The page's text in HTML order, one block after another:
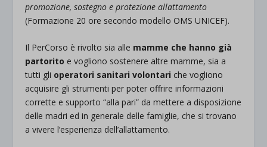
promozione, sostegno e protezione allattamento
(Formazione 20 ore secondo modello OMS UNICEF).
Il PerCorso è rivolto sia alle mamme che hanno già
partorito e vogliono sostenere altre mamme, sia a
tutti gli operatori sanitari volontari che vogliono
acquisire gli strumenti per poter offrire informazioni
corrette e supporto “alla pari” da mettere a disposizione
delle madri ed in generale delle famiglie, che si trovano
a vivere l’esperienza dell’allattamento.